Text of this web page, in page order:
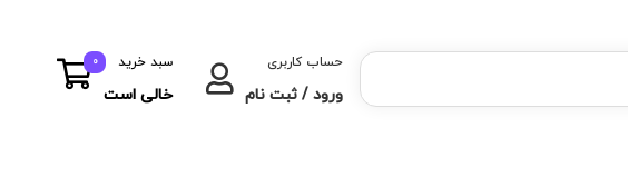
حساب کاربری
ورود / ثبت نام
سبد خرید
خالی است
0